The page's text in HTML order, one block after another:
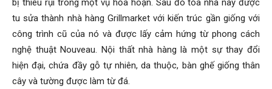
bị thiêu rụi trong một vụ hỏa hoạn. Sau đó tòa nhà này được
tu sửa thành nhà hàng Grillmarket với kiến trúc gần giống với
công trình cũ của nó và được lấy cảm hứng từ phong cách
nghệ thuật Nouveau. Nội thất nhà hàng là một sự thay đổi
hiện đại, chứa đầy gỗ tự nhiên, da thuộc, bàn ghế giống thân
cây và tường được làm từ đá.